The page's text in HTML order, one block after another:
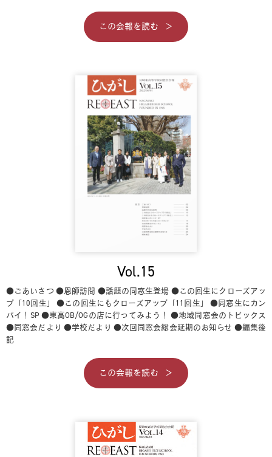
この会報を読む
Vol.15
●ごあいさつ ●恩師訪問 ●話題の同窓生登場 ●この回生にクローズアッ
プ「10回生」
●この回生にもクローズアップ「11回生」
●同窓生にカン
パイ！SP●東高OB/OGの店に行ってみよう！ ●地域同窓会のトピックス
●同窓会だより ●学校だより ●次回同窓会総会延期のお知らせ ●編集後
記
この会報を読む